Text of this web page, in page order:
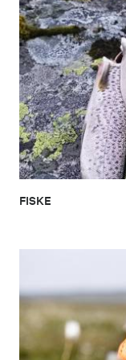
FISKE